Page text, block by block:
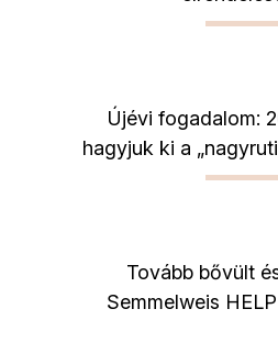
Újévi fogadalom:
hagyjuk ki a
Tovább bővült
Semmelweis